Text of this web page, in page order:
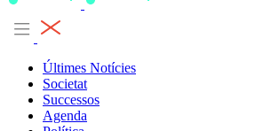
Últimes Notícies
Societat
Successos
Agenda